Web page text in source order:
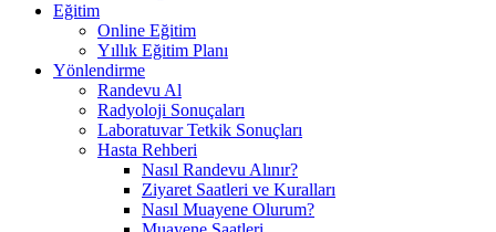
Eğitim
Online Eğitim
Yıllık Eğitim Planı
Yönlendirme
Randevu Al
Radyoloji Sonuçaları
Laboratuvar Tetkik Sonuçları
Hasta Rehberi
Nasıl Randevu Alınır?
Ziyaret Saatleri ve Kuralları
Nasıl Muayene Olurum?